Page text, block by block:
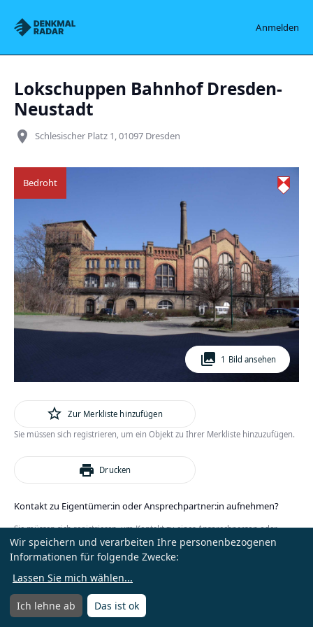
Denkmalradar Anmelden
Menü öffnen
Lokschuppen Bahnhof Dresden-
Neustadt
place Schlesischer Platz 1, 01097 Dresden
photo_library 1 Bild ansehen
Bedroht
star_outline Zur Merkliste hinzufügen
Sie müssen sich registrieren, um ein Objekt zu Ihrer Merkliste hinzuzufügen.
print Drucken
Kontakt zu Eigentümer:in oder Ansprechpartner:in aufnehmen?
Sie müssen sich registrieren, um Kontakt zu einer Ansprechperson oder
Eigentümer:in zu erhalten.
Anmelden oder
Wir speichern und verarbeiten Ihre personenbezogenen
Informationen für folgende Zwecke:
Lassen Sie mich wählen...
Ich lehne ab Das ist ok